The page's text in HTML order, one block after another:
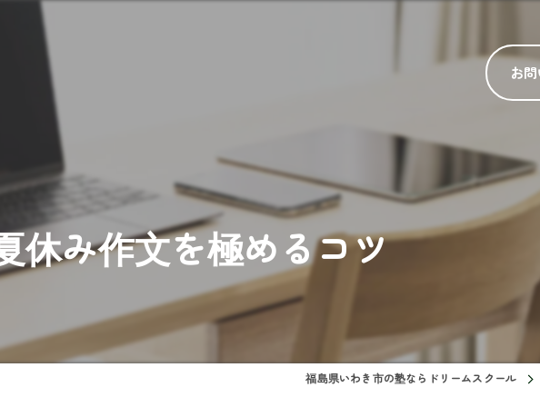
お
休み作文を極めるコツ
福島県いわき市の塾ならドリームスクール